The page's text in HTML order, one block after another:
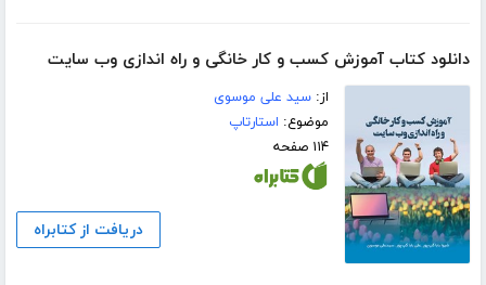
دانلود کتاب آموزش کسب و کار خانگی و راه اندازی وب سایت
از:سید علی موسوی
موضوع: استارتاپ
۱۱۴ صفحه
دریافت از کتابراه